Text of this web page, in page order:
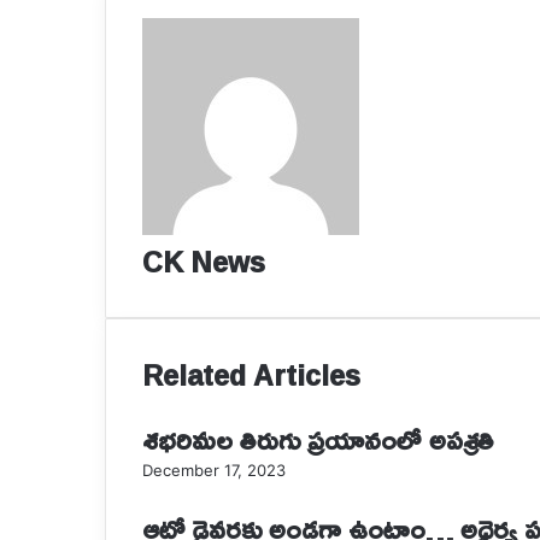
CK News
Related Articles
శభరిమల తిరుగు ప్రయానంలో అపశ్రతి
December 17, 2023
ఆటో డ్రైవర్లకు అండగా ఉంటాం… అధైర్య